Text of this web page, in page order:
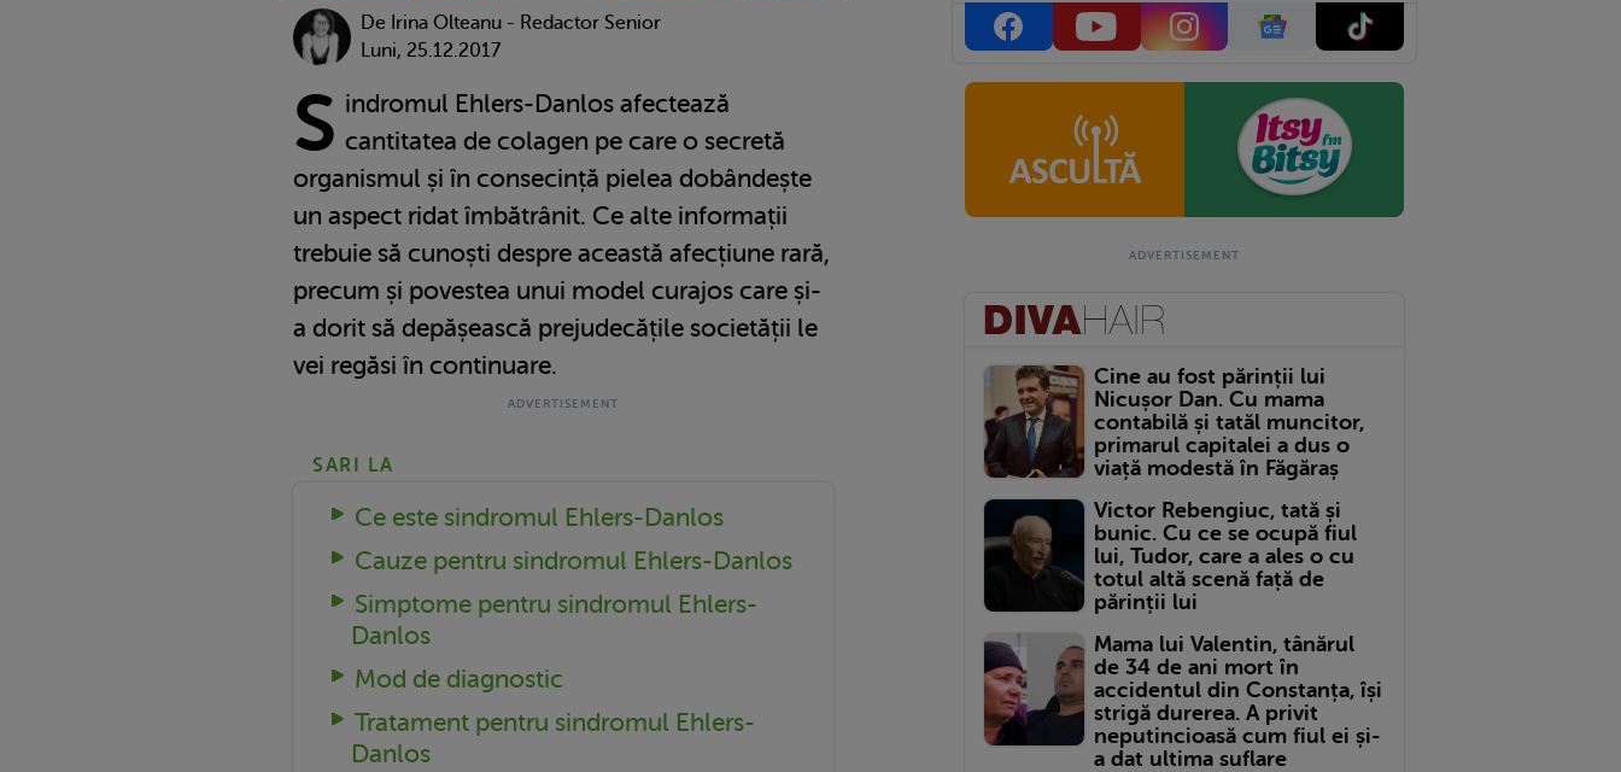
De Irina Olteanu - Redactor Senior
Luni, 25.12.2017
S indromul Ehlers-Danlos afectează
cantitatea de colagen pe care o secretă
organismul și în consecință pielea dobândește
un aspect ridat îmbătrânit. Ce alte informații
trebuie să cunoști despre această afecțiune rară,
precum și povestea unui model curajos care și-
a dorit să depășească prejudecățile societății le
vei regăsi în continuare.
SARI LA
Ce este sindromul Ehlers-Danlos
Cauze pentru sindromul Ehlers-Danlos
Simptome pentru sindromul Ehlers-
Danlos
Mod de diagnostic
Tratament pentru sindromul Ehlers-
Danlos
Cine au fost părinții lui
Nicușor Dan. Cu mama
contabilă și tatăl muncitor,
primarul capitalei a dus o
viață modestă în Făgăraș
Victor Rebengiuc, tată și
bunic. Cu ce se ocupă fiul
lui, Tudor, care a ales o cu
totul altă scenă față de
părinții lui
Mama lui Valentin, tânărul
de 34 de ani mort în
accidentul din Constanța, își
strigă durerea. A privit
neputincioasă cum fiul ei și-
a dat ultima suflare